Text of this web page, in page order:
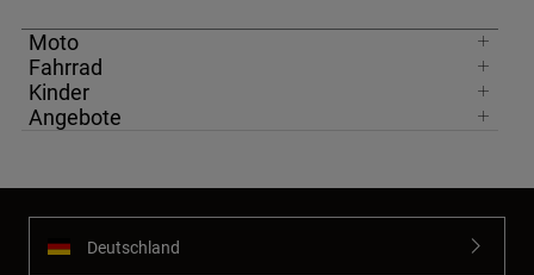
Moto
Fahrrad
Kinder
Angebote
Deutschland